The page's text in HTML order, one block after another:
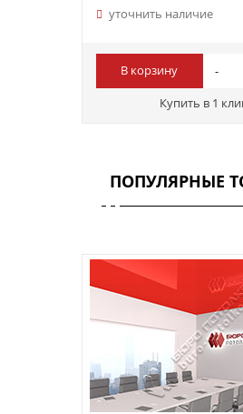
уточнить наличие
В корзину
Купить в 1
ПОПУЛЯРНЫЕ